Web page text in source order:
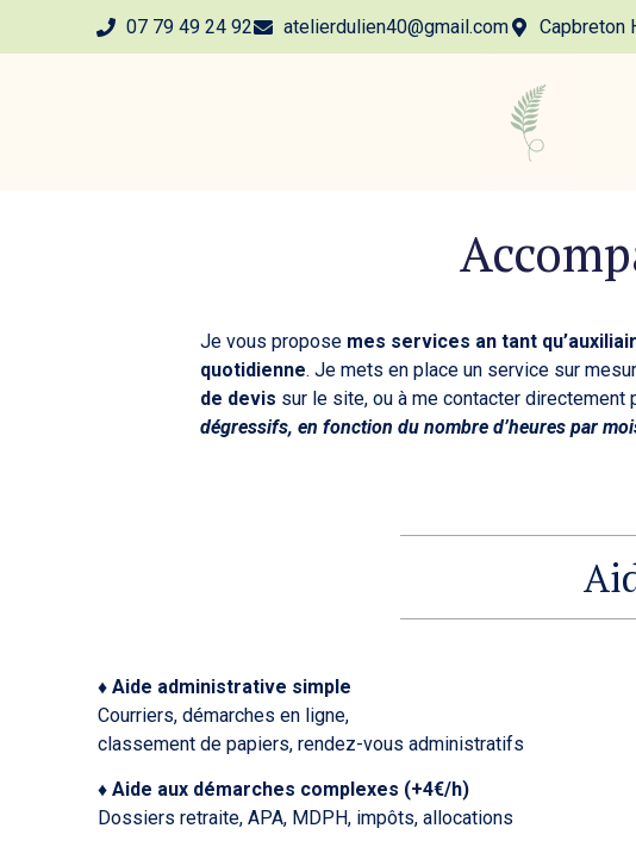
07 79 49 24 92 atelierdulien40@gmail.com Capbreton
Je vous propose mes services an tant
quotidienne. Je mets en place un service sur
de devis sur le site, ou à me contacter directement
dégressifs, en fonction du nombre d’heures par
♦ Aide administrative simple
Courriers, démarches en ligne,
classement de papiers, rendez-vous administratifs
♦ Aide aux démarches complexes (+4€/h)
Dossiers retraite, APA, MDPH, impôts, allocations